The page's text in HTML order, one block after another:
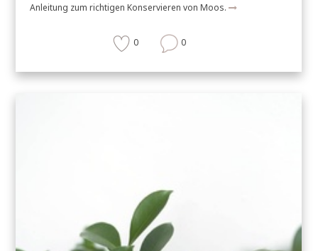
Anleitung zum richtigen Konservieren von Moos.
0 0